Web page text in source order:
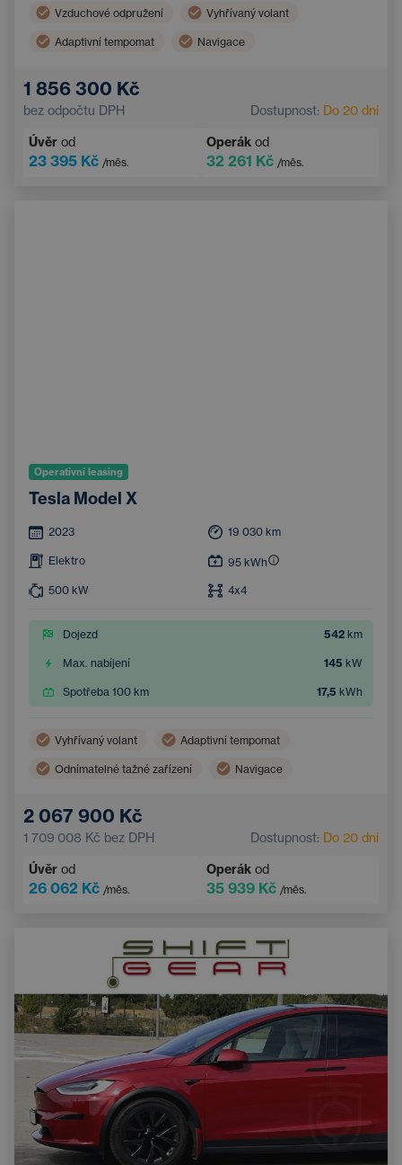
Vzduchové odpružení Vyhřívaný volant
Adaptivní tempomat Navigace
Asistent hlídání jízdy v pruhu
Parkovací kamera
1 856 300 Kč
bez odpočtu DPH Dostupnost: Do 20 dní
Úvěr od
23 395 Kč /měs.
Operák od
32 261 Kč /měs.
Operativní leasing
Tesla Model X
2023 19 030 km
Elektro 95 kWh
500 kW 4x4
Dojezd 542 km
Max. nabíjení 145 kW
Spotřeba 100 km 17,5 kWh
Vyhřívaný volant Adaptivní tempomat
Odnímatelné tažné zařízení Navigace
LED světlomety
Panoramatická střecha
2 067 900 Kč
1 709 008 Kč bez DPH Dostupnost: Do 20 dní
Úvěr od
26 062 Kč /měs.
Operák od
35 939 Kč /měs.